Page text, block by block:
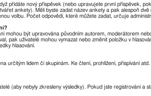
přidáte nový příspěvek (nebo upravujete první příspěvek,
ankety). Měli byste zadat název ankety a pak alespoň
volbu. Počet odpovědí, které můžete zadat, určuje
mohou být upravována původním autorem, moderátorem
pak uživatelé mohou vymazat nebo změnit položku v
hlasování.
určitým lidem či skupinám. Ke čtení, prohlížení, přispívání
(aby nebyly zkresleny výsledky). Pokud jste registrováni